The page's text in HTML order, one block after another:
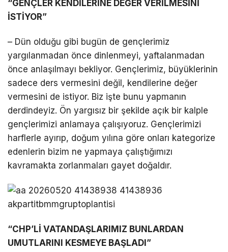
“GENÇLER KENDİLERİNE DEĞER VERİLMESİNİ
İSTİYOR”
– Dün olduğu gibi bugün de gençlerimiz
yargılanmadan önce dinlenmeyi, yaftalanmadan
önce anlaşılmayı bekliyor. Gençlerimiz, büyüklerinin
sadece ders vermesini değil, kendilerine değer
vermesini de istiyor. Biz işte bunu yapmanın
derdindeyiz. Ön yargısız bir şekilde açık bir kalple
gençlerimizi anlamaya çalışıyoruz. Gençlerimizi
harflerle ayırıp, doğum yılına göre onları kategorize
edenlerin bizim ne yapmaya çalıştığımızı
kavramakta zorlanmaları gayet doğaldır.
“CHP’Lİ VATANDAŞLARIMIZ BUNLARDAN
UMUTLARINI KESMEYE BAŞLADI”